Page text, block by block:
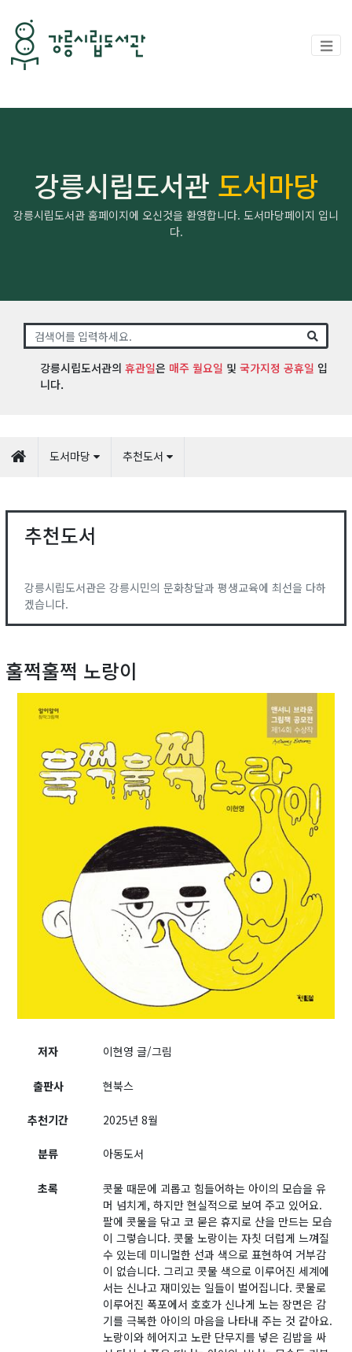
강릉시립도서관 도서마당
강릉시립도서관 홈페이지에 오신것을 환영합니다. 도서마당페이지 입니
다.
강릉시립도서관의 휴관일은 매주 월요일 및 국가지정 공휴일 입
니다.
도서마당 추천도서
추천도서
강릉시립도서관은 강릉시민의 문화창달과 평생교육에 최선을 다하
겠습니다.
훌쩍훌쩍 노랑이
저자 이현영 글/그림
출판사 현북스
추천기간 2025년 8월
분류 아동도서
초록
콧물 때문에 괴롭고 힘들어하는 아이의 모습을 유
머 넘치게, 하지만 현실적으로 보여 주고 있어요.
팔에 콧물을 닦고 코 묻은 휴지로 산을 만드는 모습
이 그렇습니다. 콧물 노랑이는 자칫 더럽게 느껴질
수 있는데 미니멀한 선과 색으로 표현하여 거부감
이 없습니다. 그리고 콧물 색으로 이루어진 세계에
서는 신나고 재미있는 일들이 벌어집니다. 콧물로
이루어진 폭포에서 호호가 신나게 노는 장면은 감
기를 극복한 아이의 마음을 나타내 주는 것 같아요.
노랑이와 헤어지고 노란 단무지를 넣은 김밥을 싸